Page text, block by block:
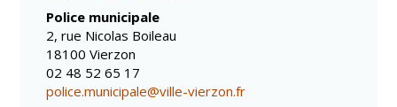
Gare de Vierzon
Travaux
Refuge canin
Police municipale
2, rue Nicolas Boileau
18100 Vierzon
02 48 52 65 17
police.municipale@ville-vierzon.fr